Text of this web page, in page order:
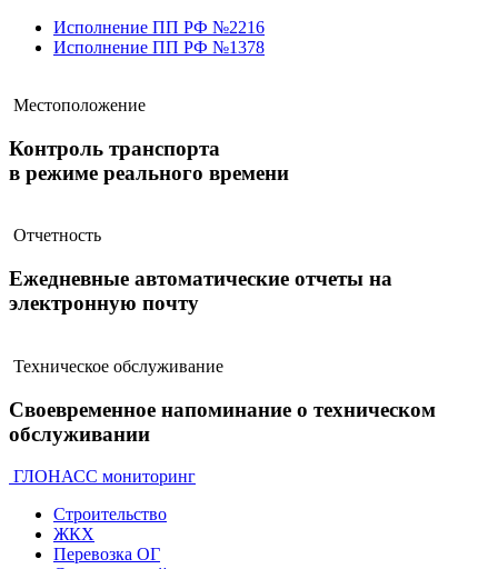
Исполнение ПП РФ №2216
Исполнение ПП РФ №1378
Местоположение
Контроль транспорта
в режиме реального времени
Отчетность
Ежедневные автоматические отчеты на
электронную почту
Техническое обслуживание
Своевременное напоминание о техническом
обслуживании
ГЛОНАСС мониторинг
Строительство
ЖКХ
Перевозка ОГ